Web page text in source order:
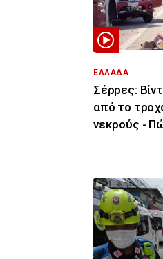
ΕΛΛΑΔΑ
Σέρρες:
από το
νεκρούς -